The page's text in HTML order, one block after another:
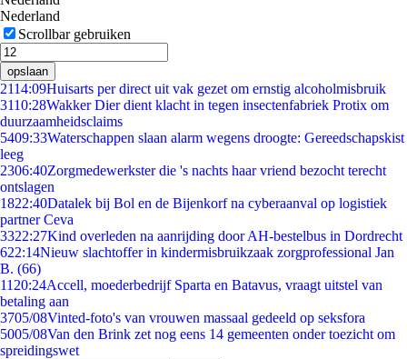
Nederland
Scrollbar gebruiken
opslaan
2114:09Huisarts per direct uit vak gezet om ernstig alcoholmisbruik
3110:28Wakker Dier dient klacht in tegen insectenfabriek Protix om
duurzaamheidsclaims
5409:33Waterschappen slaan alarm wegens droogte: Gereedschapskist
leeg
2306:40Zorgmedewerkster die 's nachts haar vriend bezocht terecht
ontslagen
1822:40Datalek bij Bol en de Bijenkorf na cyberaanval op logistiek
partner Ceva
3322:27Kind overleden na aanrijding door AH-bestelbus in Dordrecht
622:14Nieuw slachtoffer in kindermisbruikzaak zorgprofessional Jan
B. (66)
11 20:24Accell, moederbedrijf Sparta en Batavus, vraagt uitstel van
betaling aan
3705/08Vinted-foto's van vrouwen massaal gedeeld op seksfora
5005/08Van den Brink zet nog eens 14 gemeenten onder toezicht om
spreidingswet